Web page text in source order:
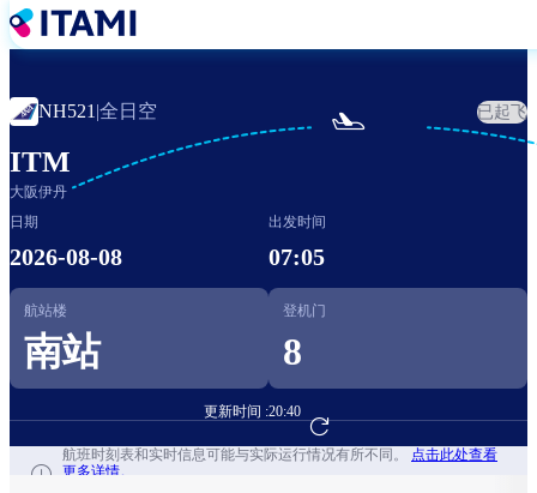
跳
转
主
要
容
NH521 |全日空 已起飞
ITM
大阪伊丹

日期
2026-08-08
出发时间
07:05
航站楼
南站
登机门
8
更新时间 :20:40
前往航班预订
航班时刻表和实时信息可能与实际运行情况有所不同。 点击此处查看
更多详情。